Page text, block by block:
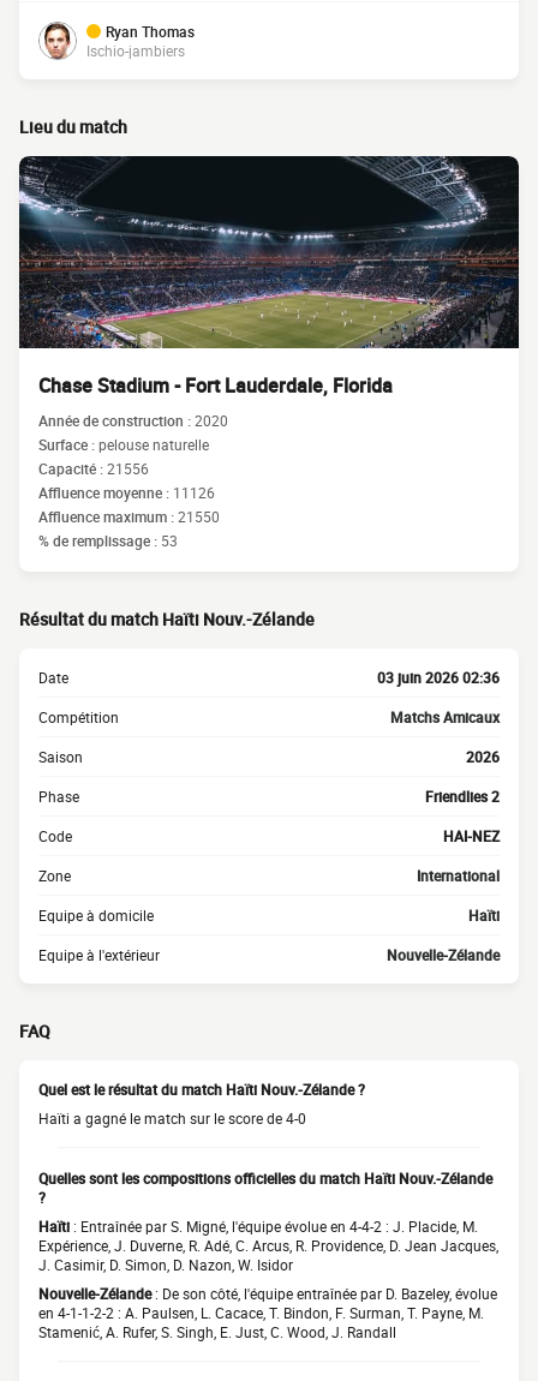
Ryan Thomas
Ischio-jambiers
Lieu du match
Chase Stadium - Fort Lauderdale, Florida
Année de construction :2020
Surface :pelouse naturelle
Capacité :21556
Affluence moyenne : 11126
Affluence maximum :21550
% de remplissage : 53
Résultat du match Haïti Nouv.-Zélande
Date 03 juin 2026 02:36
Compétition Matchs Amicaux
Saison 2026
Phase Friendlies 2
Code HAI-NEZ
Zone International
Equipe à domicile Haïti
Equipe à l'extérieur Nouvelle-Zélande
FAQ
Quel est le résultat du match Haïti Nouv.-Zélande ?
Haïti a gagné le match sur le score de 4-0
Quelles sont les compositions officielles du match Haïti Nouv.-Zélande
?
Haïti : Entraînée par S. Migné, l'équipe évolue en 4-4-2 : J. Placide, M.
Expérience, J. Duverne, R. Adé, C. Arcus, R. Providence, D. Jean Jacques,
J. Casimir, D. Simon, D. Nazon, W. Isidor
Nouvelle-Zélande: De son côté, l'équipe entraînée par D. Bazeley, évolue
en 4-1-1-2-2 : A. Paulsen, L. Cacace, T. Bindon, F. Surman, T. Payne, M.
Stamenić, A. Rufer, S. Singh, E. Just, C. Wood, J. Randall